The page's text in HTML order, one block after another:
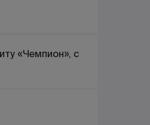
«Чемпион», с